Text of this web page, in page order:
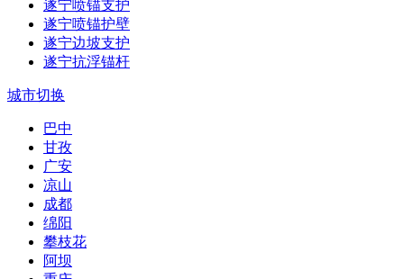
遂宁喷锚支护
遂宁喷锚护壁
遂宁边坡支护
遂宁抗浮锚杆
城市切换
巴中
甘孜
广安
凉山
成都
绵阳
攀枝花
阿坝